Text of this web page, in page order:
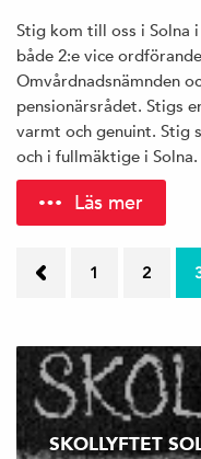
Stig kom till oss i Solna
både 2:e vice
Omvårdnadsnämnden
pensionärsrådet. Stigs
varmt och genuint. Stig
och i fullmäktige i
Läs mer
←
ö
r
1 2
SKOLLYFTET